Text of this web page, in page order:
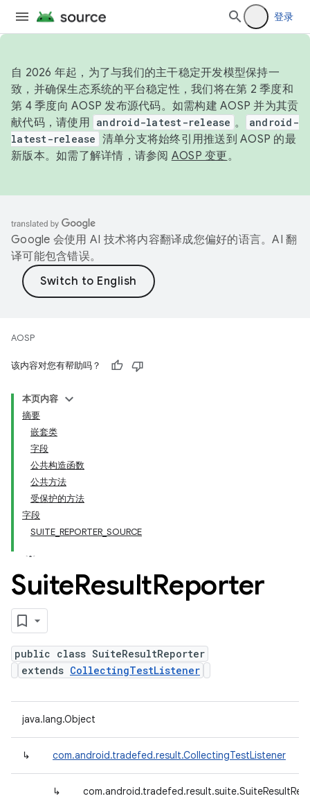
登录
自 2026 年起，为了与我们的主干稳定开发模型保持一
致，并确保生态系统的平台稳定性，我们将在第 2 季度和
第 4 季度向 AOSP 发布源代码。如需构建 AOSP 并为其贡
献代码，请使用 android-latest-release 。
android-
latest-release 清单分支将始终引用推送到 AOSP 的最
新版本。如需了解详情，请参阅 AOSP 变更。
Google 会使用 AI 技术将内容翻译成您偏好的语言。AI 翻
译可能包含错误。
AOSP
该内容对您有帮助吗？
本页内容
摘要
嵌套类
字段
公共构造函数
公共方法
受保护的方法
字段
SUITE_REPORTER_SOURCE
SuiteResultReporter
public class SuiteResultReporter
extends CollectingTestListener
java.lang.Object
↳ com.android.tradefed.result.CollectingTestListener
↳